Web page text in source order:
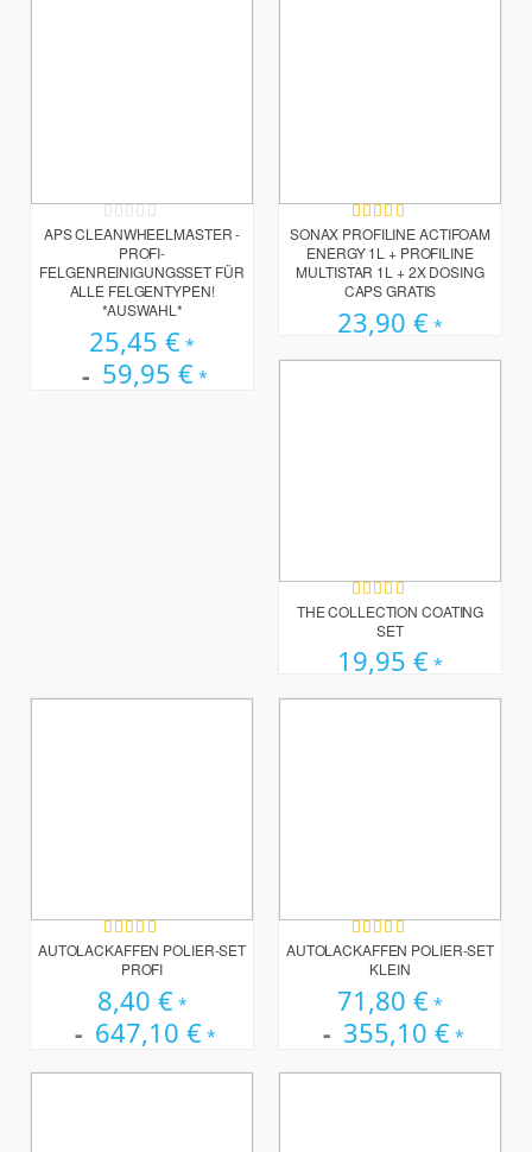
Rating:
0%
APS CLEANWHEELMASTER -
PROFI-
FELGENREINIGUNGSSET FÜR
ALLE FELGENTYPEN!
*AUSWAHL*
25,45 €
59,95 €
Bewertung:
97%
SONAX PROFILINE ACTIFOAM
ENERGY 1L + PROFILINE
MULTISTAR 1L + 2X DOSING
CAPS GRATIS
23,90 €
Bewertung:
100%
THE COLLECTION COATING
SET
19,95 €
Bewertung:
100%
AUTOLACKAFFEN POLIER-SET
PROFI
8,40 €
647,10 €
Bewertung:
100%
AUTOLACKAFFEN POLIER-SET
KLEIN
71,80 €
355,10 €